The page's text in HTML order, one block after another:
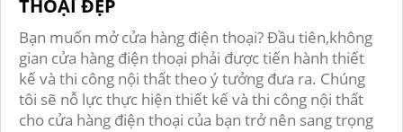
THOẠI ĐẸP
Bạn muốn mở cửa hàng điện thoại? Đầu tiên,không
gian cửa hàng điện thoại phải được tiến hành thiết
kế và thi công nội thất theo ý tưởng đưa ra. Chúng
tôi sẽ nỗ lực thực hiện thiết kế và thi công nội thất
cho cửa hàng điện thoại của bạn trở nên sang trọng